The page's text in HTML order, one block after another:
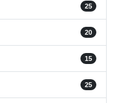
25
20
15
25